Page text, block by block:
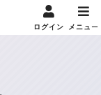
ログイン メニュー